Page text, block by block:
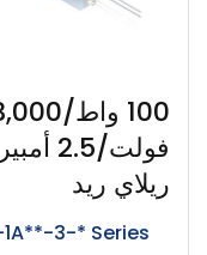
100 واط/
فولت/2.5 أمبير
ريلاي ريد
1A**-3-* Series